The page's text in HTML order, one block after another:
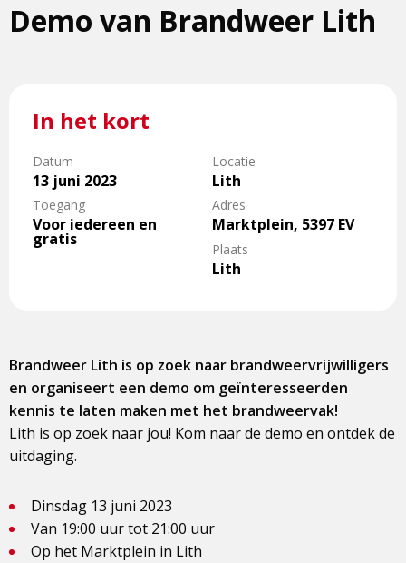
Demo van Brandweer Lith
In het kort
Datum
13 juni 2023
Toegang
Voor iedereen en
gratis
Locatie
Lith
Adres
Marktplein, 5397 EV
Plaats
Lith
Brandweer Lith is op zoek naar brandweervrijwilligers
en organiseert een demo om geïnteresseerden
kennis te laten maken met het brandweervak!
Lith is op zoek naar jou! Kom naar de demo en ontdek de
uitdaging.
Dinsdag 13 juni 2023
Van 19:00 uur tot 21:00 uur
Op het Marktplein in Lith